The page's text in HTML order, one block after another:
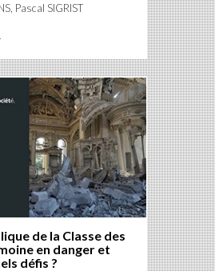
Pascal SIGRIST
de la Classe des
en danger et
défis ?